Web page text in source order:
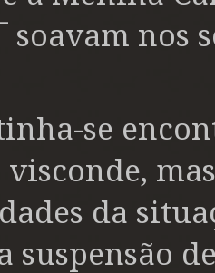
soavam nos
se
da
suspensão